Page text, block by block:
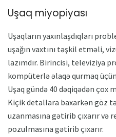
Uşaq miyopiyası
Uşaqların yaxınlaşdıqları
uşağın vaxtını təşkil etməli,
lazımdır. Birincisi, televiziya
kompüterlə əlaqə qurmaq
Uşaq gündə 40 dəqiqədən
Kiçik detallara baxarkən göz
uzanmasına gətirib çıxarır və
pozulmasına gətirib çıxarır.